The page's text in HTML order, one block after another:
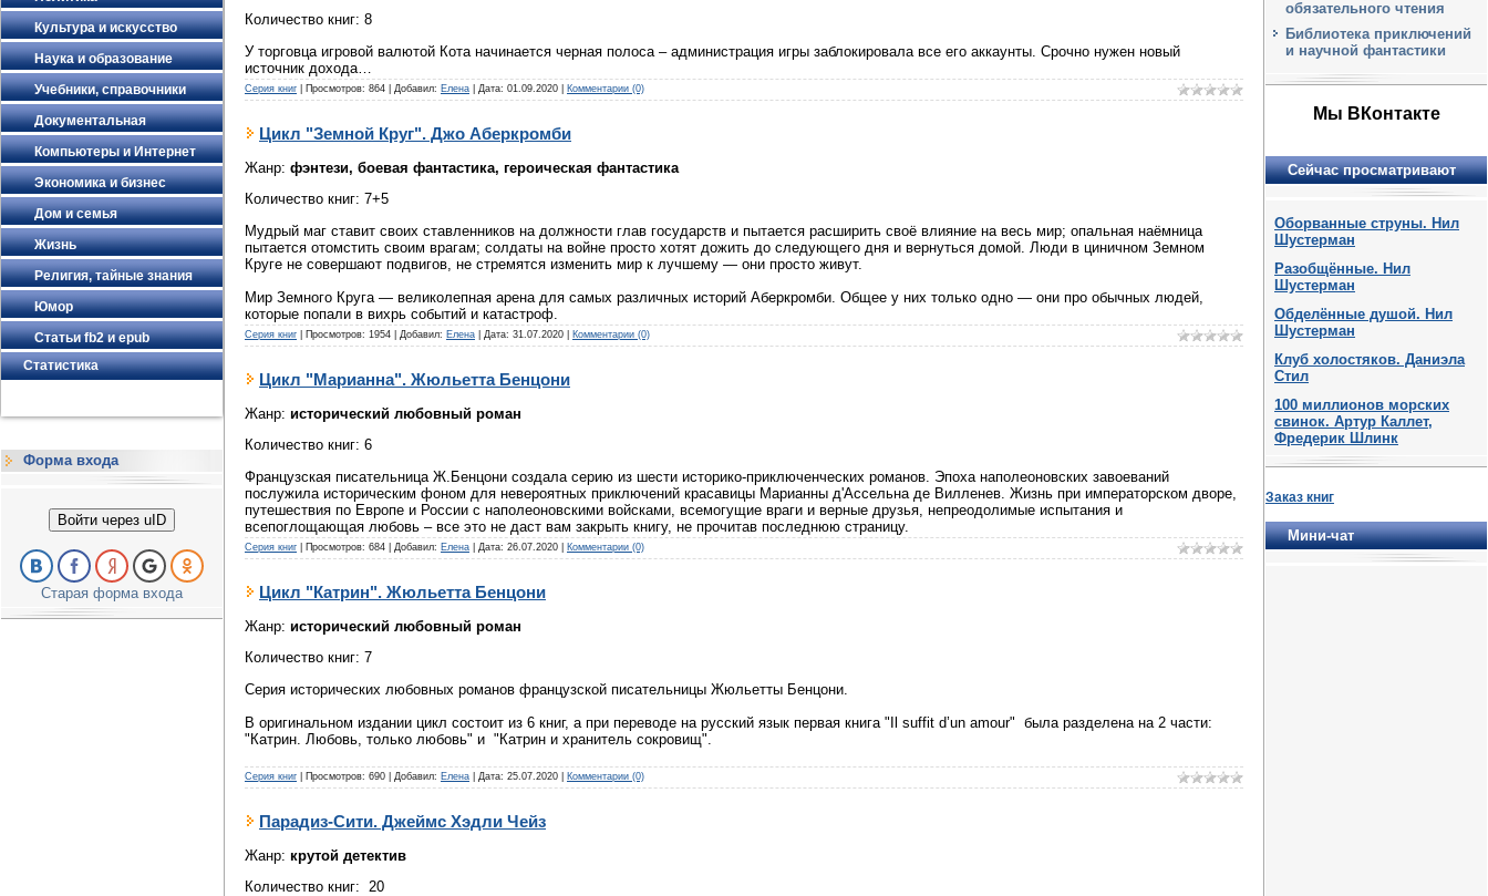
Культура и искусство
Наука и образование
Учебники, справочники
Документальная
Компьютеры и Интернет
Экономика и бизнес
Дом и семья
Жизнь
Религия, тайные знания
Юмор
Статьи fb2 и epub
Статистика
Форма входа
Войти через uID
Старая форма входа
Количество книг: 8
У торговца игровой валютой Кота начинается черная полоса – администрация игры заблокировала все его аккаунты. Срочно нужен новый
источник дохода…
Серия книг Просмотров: 864 Добавил: Елена Дата: 01.09.2020 Комментарии (0)
Цикл "Земной Круг". Джо Аберкромби
Жанр: фэнтези, боевая фантастика, героическая фантастика
Количество книг: 7+5
Мудрый маг ставит своих ставленников на должности глав государств и пытается расширить своё влияние на весь мир; опальная наёмница
пытается отомстить своим врагам; солдаты на войне просто хотят дожить до следующего дня и вернуться домой. Люди в циничном Земном
Круге не совершают подвигов, не стремятся изменить мир к лучшему — они просто живут.
Мир Земного Круга — великолепная арена для самых различных историй Аберкромби. Общее у них только одно — они про обычных людей,
которые попали в вихрь событий и катастроф.
Серия книг Просмотров: 1954 Добавил: Елена Дата: 31.07.2020 Комментарии (0)
Цикл "Марианна". Жюльетта Бенцони
Жанр: исторический любовный роман
Количество книг: 6
Французская писательница Ж.Бенцони создала серию из шести историко-приключенческих романов. Эпоха наполеоновских завоеваний
послужила историческим фоном для невероятных приключений красавицы Марианны д'Ассельна де Вилленев. Жизнь при императорском дворе,
путешествия по Европе и России с наполеоновскими войсками, всемогущие враги и верные друзья, непреодолимые испытания и
всепоглощающая любовь – все это не даст вам закрыть книгу, не прочитав последнюю страницу.
Серия книг Просмотров: 684 Добавил: Елена Дата: 26.07.2020 Комментарии (0)
Цикл "Катрин". Жюльетта Бенцони
Жанр: исторический любовный роман
Количество книг: 7
Серия исторических любовных романов французской писательницы Жюльетты Бенцони.
В оригинальном издании цикл состоит из 6 книг, а при переводе на русский язык первая книга "Il suffit d’un amour" была разделена на 2 части:
"Катрин. Любовь, только любовь" и "Катрин и хранитель сокровищ".
Серия книг Просмотров: 690 Добавил: Елена Дата: 25.07.2020 Комментарии (0)
Парадиз-Сити. Джеймс Хэдли Чейз
Жанр: крутой детектив
Количество книг: 20
обязательного чтения
Библиотека приключений
и научной фантастики
Мы ВКонтакте
Сейчас просматривают
Оборванные струны. Нил
Шустерман
Разобщённые. Нил
Шустерман
Обделённые душой. Нил
Шустерман
Клуб холостяков. Даниэла
Стил
100 миллионов морских
свинок. Артур Каллет,
Фредерик Шлинк
Заказ книг
Мини-чат